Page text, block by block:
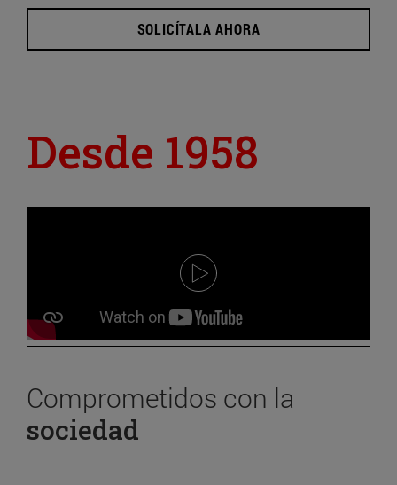
SOLICÍTALA AHORA
Desde 1958
Comprometidos con la
sociedad